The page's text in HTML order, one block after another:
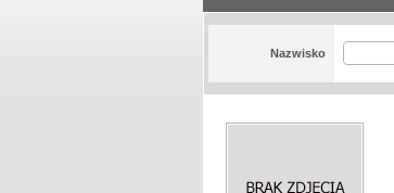
Nazwisko